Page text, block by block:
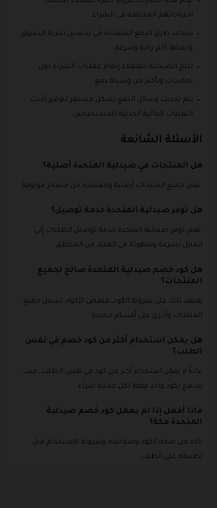
احتياجاتهم المختلفة في الشراء.
تساعد طرق الدفع المتعددة في تحسين تجربة التسوق
وجعلها أكثر راحة وسرعة.
تتيح الصيدلية للعملاء إتمام عمليات الشراء دون
تعقيدات وبأكثر من وسيلة دفع.
يتم تحديث وسائل الدفع بشكل مستمر لتوفير أحدث
التقنيات المالية الحديثة للمستخدمين.
الأسئلة الشائعة
هل المنتجات في صيدلية المتحدة أصلية؟
نعم، جميع المنتجات أصلية ومعتمدة من مصادر موثوقة.
هل توفر صيدلية المتحدة خدمة توصيل؟
نعم، توفر صيدلية المتحدة خدمة توصيل الطلبات إلى
المنزل بسرعة وسهولة في العديد من المناطق.
هل كود خصم صيدلية المتحدة صالح لجميع
المنتجات؟
يعتمد ذلك على شروط الكود، فبعض الأكواد تشمل جميع
المنتجات وأخرى على أقسام محددة.
هل يمكن استخدام أكثر من كود خصم في نفس
الطلب؟
عادةً لا يمكن استخدام أكثر من كود في نفس الطلب، حيث
يسمح بكود واحد فقط لكل عملية شراء.
ماذا أفعل إذا لم يعمل كود خصم صيدلية
المتحدة مكة؟
تأكد من صحة الكود وصلاحيته وشروط الاستخدام قبل
تطبيقه على الطلب.